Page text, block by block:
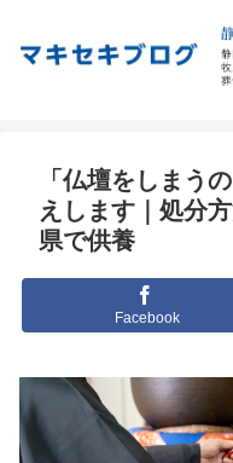
「仏壇をしまう
えします｜処分
県で供養
Facebook